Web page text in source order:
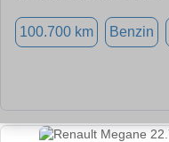
100.700 km Benzin